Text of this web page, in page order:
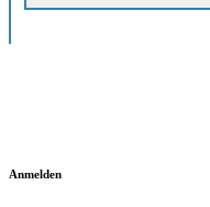
Anmelden